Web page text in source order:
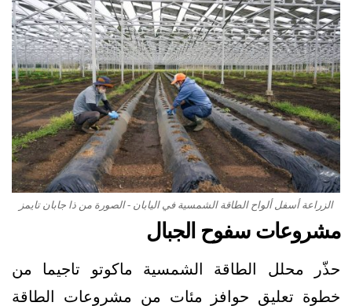
الزراعة أسفل ألواح الطاقة الشمسية في اليابان - الصورة من ذا جابان تايمز
مشروعات سفوح الجبال
حذّر محلل الطاقة الشمسية ماكوتو تاجيما من
خطوة تعليق حوافز مئات من مشروعات الطاقة